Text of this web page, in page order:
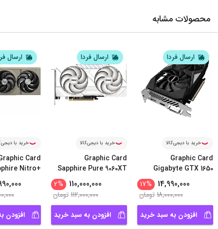
محصولات مشابه
ارسال فردا
خرید با دیجی‌کالا
Graphic Card
Gigabyte GTX 1650
14,990,000
%
17
18,000,000تومان
افزودن به سبد خرید
ارسال فردا
خرید با دیجی‌کالا
Graphic Card
Sapphire Pure 9060XT
110,000,000
%
2
112,000,000تومان
افزودن به سبد خرید
ارسال
خرید با
Card
Nitro+
...
افزودن